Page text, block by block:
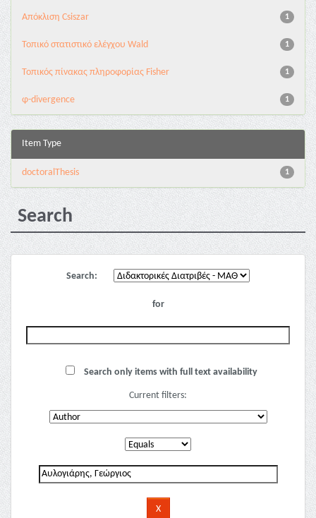
1
Απόκλιση Csiszar
1
Τοπικό στατιστικό ελέγχου Wald
1
Τοπικός πίνακας πληροφορίας Fisher
1
φ-divergence
Item Type
1
doctoralThesis
Search
Search:
for
Search only items with full text availability
Current filters: